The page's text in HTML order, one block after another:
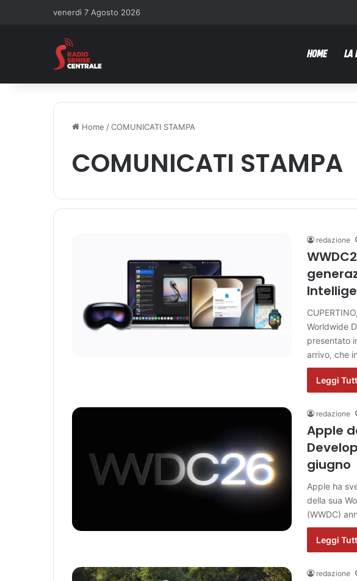
venerdì 7 Agosto 2026
HOME LA
Home /COMUNICATI STAMPA
COMUNICATI STAMPA
redazione
Worldwide
presentato
arrivo, che
Leggi
redazione
Apple
giugno
Apple ha
della sua
(WWDC)
Leggi
redazione